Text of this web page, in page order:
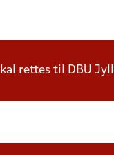
rettes til DBU